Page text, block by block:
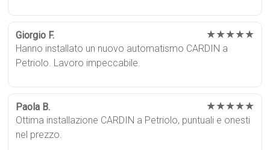
Giorgio F. ★★★★★
Hanno installato un nuovo automatismo CARDIN a
Petriolo. Lavoro impeccabile.
Paola B. ★★★★★
Ottima installazione CARDIN a Petriolo, puntuali e onesti
nel prezzo.